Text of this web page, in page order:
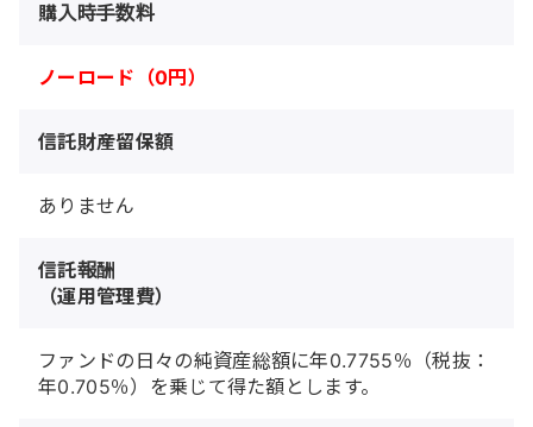
購入時手数料
ノーロード（0円）
信託財産留保額
ありません
信託報酬
（運用管理費）
ファンドの日々の純資産総額に年0.7755％（税抜：
年0.705％）を乗じて得た額とします。